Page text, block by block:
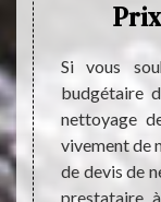
la
?
Si vous
budgétaire
nettoyage
vivement de
de devis de
prestataire